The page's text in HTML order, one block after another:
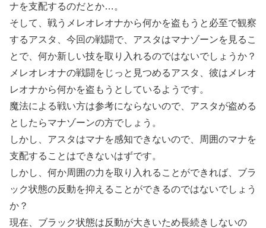
ナを支配するのだとか…。
そして、戦うメレオレオナから何かを盗もうと必至で観察
するアスタ、今回の戦闘で、アスタはマナゾーンを見るこ
とで、何か新しい技を取り入れるのではないでしょうか？
メレオレオナの戦闘をじっと見つめるアスタ、彼はメレオ
レオナから何かを盗もうとしているようです。
魔法による戦い方は参考にならないので、アスタが盗める
としたらマナゾーンの方でしょう。
しかし、アスタはマナを感知できないので、周囲のマナを
支配することはできないはずです。
しかし、何か周囲の力を取り入れることができれば、ブラ
ック状態の反動を抑えることができるのではないでしょう
か？
現在、ブラック状態は反動が大きいため長続きしないの